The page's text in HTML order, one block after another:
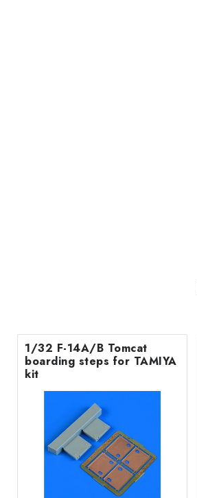
1/32 F-14A/B Tomcat
boarding steps for TAMIYA
kit